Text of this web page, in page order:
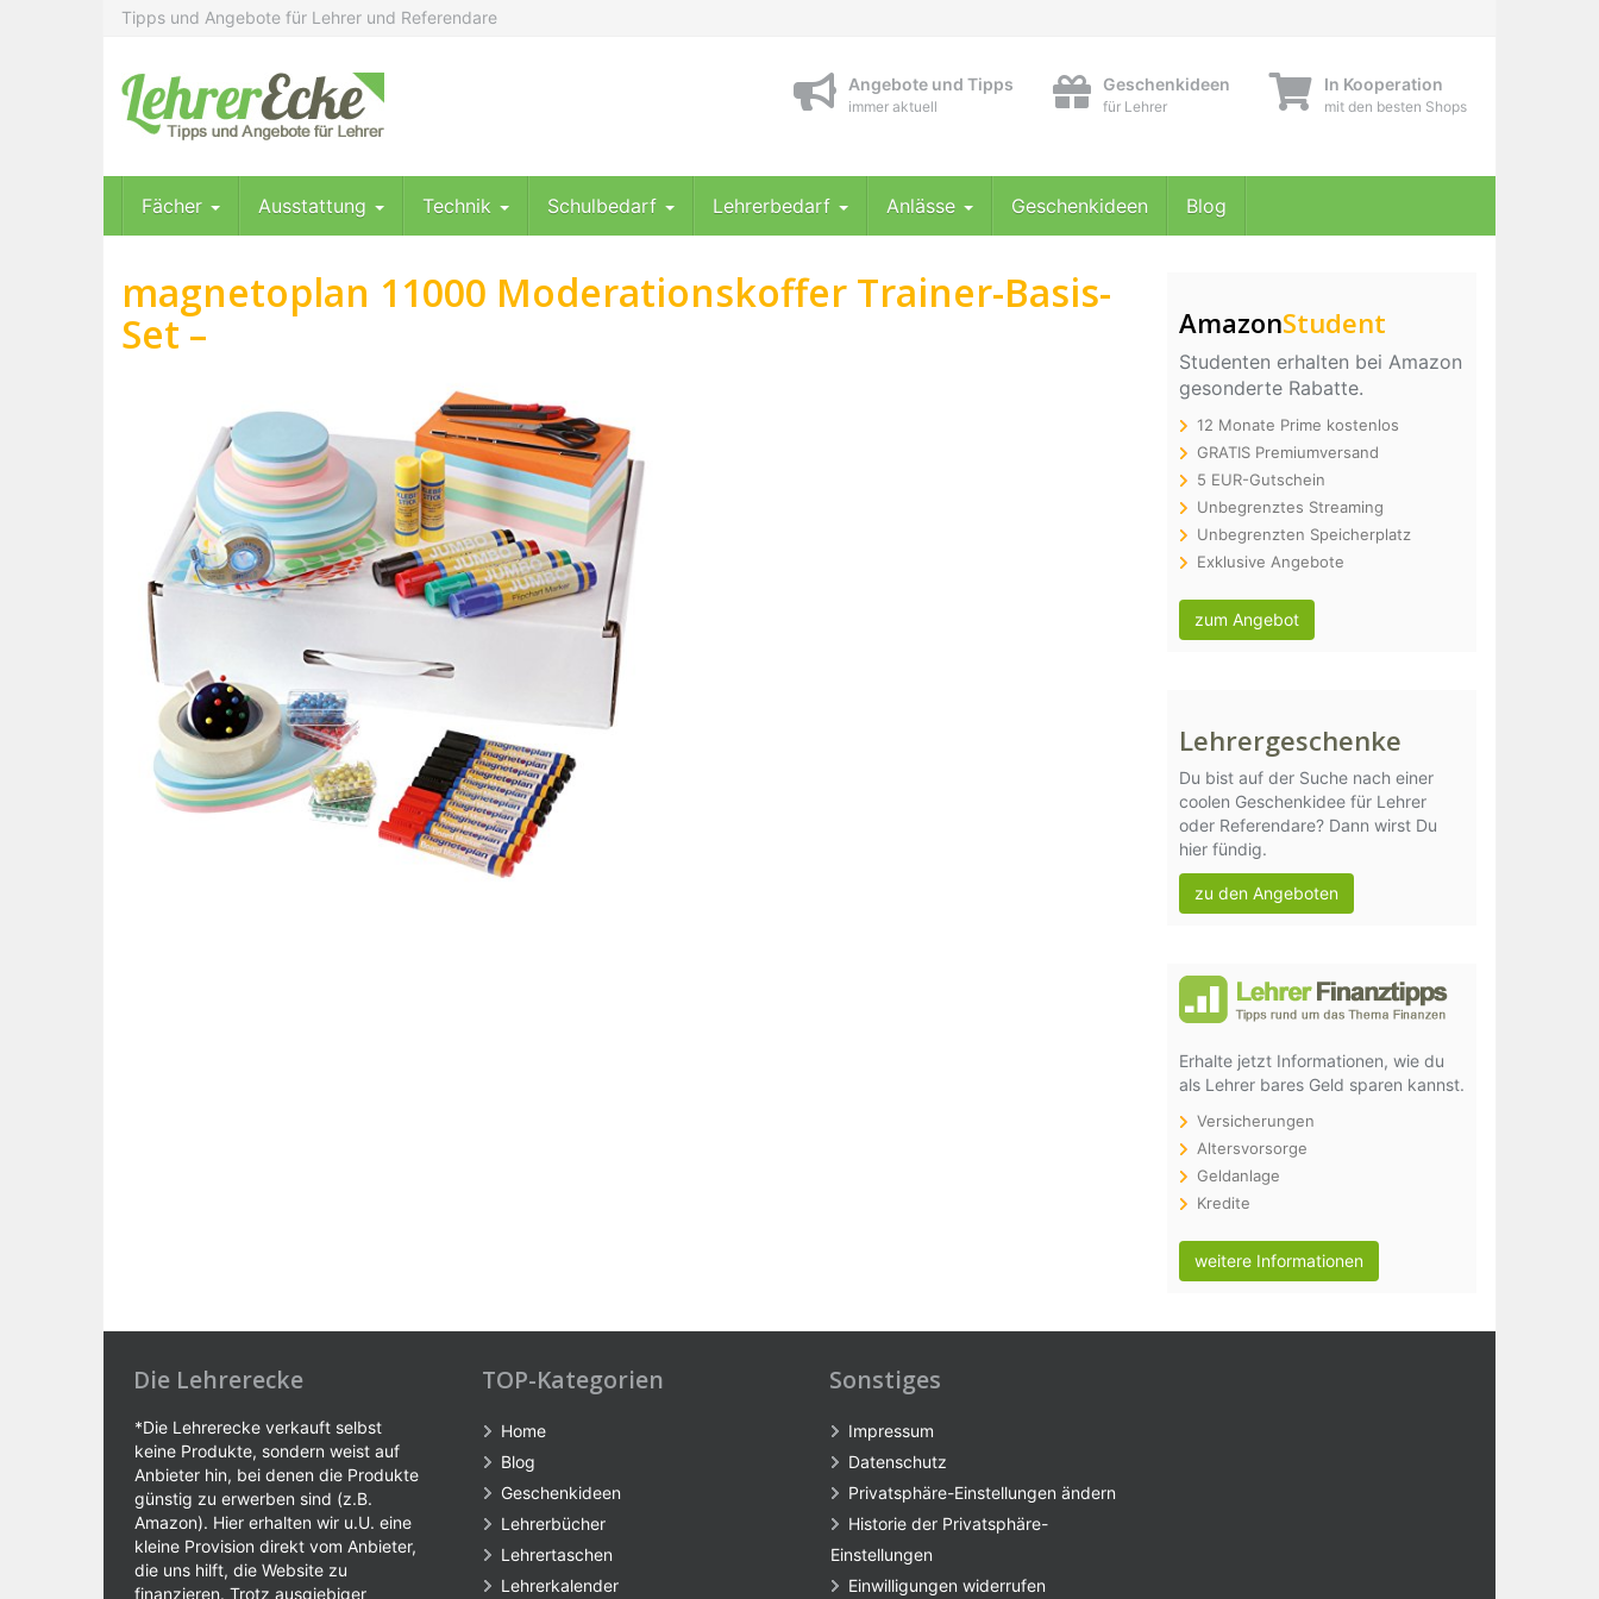
Tipps und Angebote für Lehrer und Referendare
Angebote und Tipps
immer aktuell
Geschenkideen
für Lehrer
In Kooperation
mit den besten Shops
Fächer Ausstattung Technik Schulbedarf Lehrerbedarf Anlässe Geschenkideen Blog
magnetoplan 11000 Moderationskoffer Trainer-Basis-
Set –
AmazonStudent
Studenten erhalten bei Amazon
gesonderte Rabatte.
12 Monate Prime kostenlos
GRATIS Premiumversand
5 EUR-Gutschein
Unbegrenztes Streaming
Unbegrenzten Speicherplatz
Exklusive Angebote
zum Angebot
Lehrergeschenke
Du bist auf der Suche nach einer
coolen Geschenkidee für Lehrer
oder Referendare? Dann wirst Du
hier fündig.
zu den Angeboten
Erhalte jetzt Informationen, wie du
als Lehrer bares Geld sparen kannst.
Versicherungen
Altersvorsorge
Geldanlage
Kredite
weitere Informationen
Die Lehrerecke
*Die Lehrerecke verkauft selbst
keine Produkte, sondern weist auf
Anbieter hin, bei denen die Produkte
günstig zu erwerben sind (z.B.
Amazon). Hier erhalten wir u.U. eine
kleine Provision direkt vom Anbieter,
die uns hilft, die Website zu
finanzieren. Trotz ausgiebiger
TOP-Kategorien
Home
Blog
Geschenkideen
Lehrerbücher
Lehrertaschen
Lehrerkalender
Sonstiges
Impressum
Datenschutz
Privatsphäre-Einstellungen ändern
Historie der Privatsphäre-
Einstellungen
Einwilligungen widerrufen